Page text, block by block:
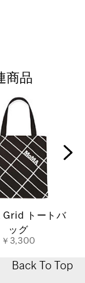
商品
Grid トートバ
ッグ
￥3,300
Back To Top